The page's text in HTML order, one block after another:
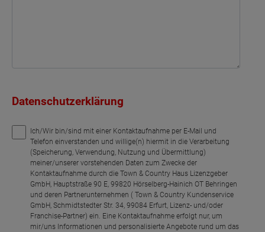
Datenschutzerklärung
Ich/Wir bin/sind mit einer Kontaktaufnahme per E-Mail und
Telefon einverstanden und willige(n) hiermit in die Verarbeitung
(Speicherung, Verwendung, Nutzung und Übermittlung)
meiner/unserer vorstehenden Daten zum Zwecke der
Kontaktaufnahme durch die Town & Country Haus Lizenzgeber
GmbH, Hauptstraße 90 E, 99820 Hörselberg-Hainich OT Behringen
und deren Partnerunternehmen ( Town & Country Kundenservice
GmbH, Schmidtstedter Str. 34, 99084 Erfurt, Lizenz- und/oder
Franchise-Partner) ein. Eine Kontaktaufnahme erfolgt nur, um
mir/uns Informationen und personalisierte Angebote rund um das